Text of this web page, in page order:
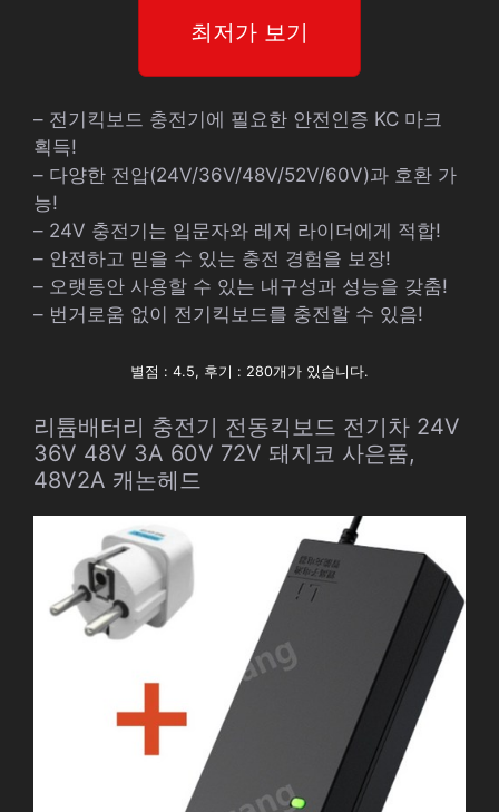
최저가 보기
– 전기킥보드 충전기에 필요한 안전인증 KC 마크
획득!
– 다양한 전압(24V/36V/48V/52V/60V)과 호환 가
능!
– 24V 충전기는 입문자와 레저 라이더에게 적합!
– 안전하고 믿을 수 있는 충전 경험을 보장!
– 오랫동안 사용할 수 있는 내구성과 성능을 갖춤!
– 번거로움 없이 전기킥보드를 충전할 수 있음!
별점 : 4.5, 후기 : 280개가 있습니다.
리튬배터리 충전기 전동킥보드 전기차 24V
36V 48V 3A 60V 72V 돼지코 사은품,
48V2A 캐논헤드